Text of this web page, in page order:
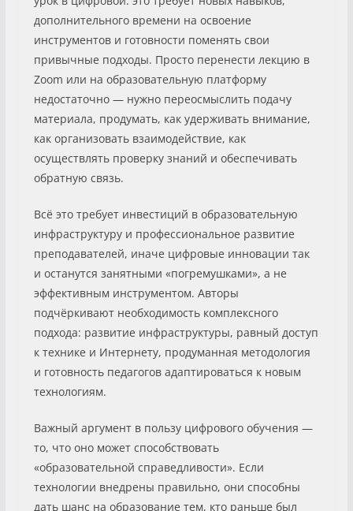
дополнительного времени на освоение
инструментов и готовности поменять свои
привычные подходы. Просто перенести лекцию в
Zoom или на образовательную платформу
недостаточно — нужно переосмыслить подачу
материала, продумать, как удерживать внимание,
как организовать взаимодействие, как
осуществлять проверку знаний и обеспечивать
обратную связь.
Всё это требует инвестиций в образовательную
инфраструктуру и профессиональное развитие
преподавателей, иначе цифровые инновации так
и останутся занятными «погремушками», а не
эффективным инструментом. Авторы
подчёркивают необходимость комплексного
подхода: развитие инфраструктуры, равный доступ
к технике и Интернету, продуманная методология
и готовность педагогов адаптироваться к новым
технологиям.
Важный аргумент в пользу цифрового обучения —
то, что оно может способствовать
«образовательной справедливости». Если
технологии внедрены правильно, они способны
дать шанс на образование тем, кто раньше был